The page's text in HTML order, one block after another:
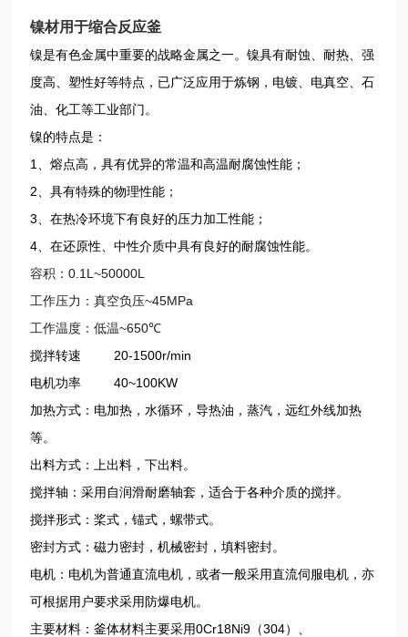
镍材用于缩合反应釜
镍是有色金属中重要的战略金属之一。镍具有耐蚀、耐热、强
度高、塑性好等特点，已广泛应用于炼钢，电镀、电真空、石
油、化工等工业部门。
镍的特点是：
1
、熔点高，具有优异的常温和高温耐腐蚀性能；
2 、具有特殊的物理性能；
3 、在热冷环境下有良好的压力加工性能；
4 、在还原性、中性介质中具有良好的耐腐蚀性能。
容积：0.1L~50000L
工作压力：真空负压~45MPa
工作温度：低温~650℃
搅拌转速 20-1500r/min
电机功率 40~100KW
加热方式：电加热，水循环，导热油，蒸汽，远红外线加热
等。
出料方式：上出料，下出料。
搅拌轴：采用自润滑耐磨轴套，适合于各种介质的搅拌。
搅拌形式：桨式，锚式，螺带式。
密封方式：磁力密封，机械密封，填料密封。
电机：电机为普通直流电机，或者一般采用直流伺服电机，亦
可根据用户要求采用防爆电机。
主要材料：釜体材料主要采用0Cr18Ni9（304）、